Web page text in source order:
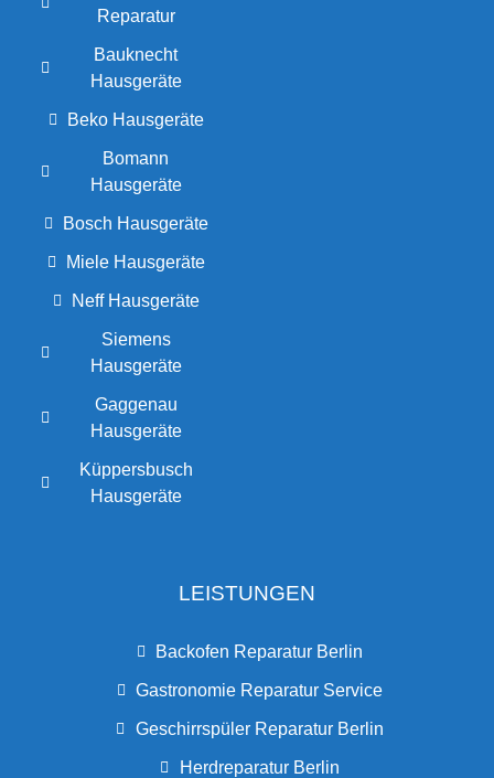
Reparatur
Bauknecht
Hausgeräte
Beko Hausgeräte
Bomann
Hausgeräte
Bosch Hausgeräte
Miele Hausgeräte
Neff Hausgeräte
Siemens
Hausgeräte
Gaggenau
Hausgeräte
Küppersbusch
Hausgeräte
LEISTUNGEN
Backofen Reparatur Berlin
Gastronomie Reparatur Service
Geschirrspüler Reparatur Berlin
Herdreparatur Berlin